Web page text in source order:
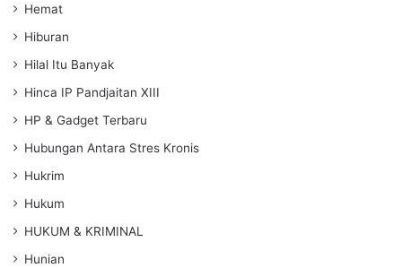
Hemat
Hiburan
Hilal Itu Banyak
Hinca IP Pandjaitan XIII
HP & Gadget Terbaru
Hubungan Antara Stres Kronis
Hukrim
Hukum
HUKUM & KRIMINAL
Hunian